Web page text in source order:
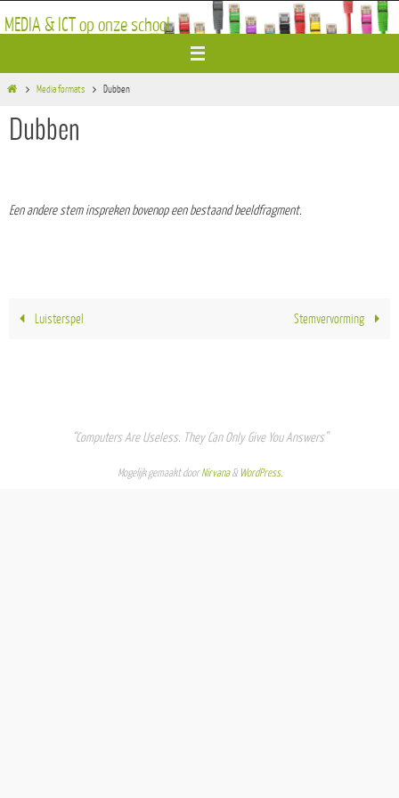
naar
MEDIA & ICT op onze school
HomeMedia formats Dubben
Dubben
Een andere stem inspreken bovenop een bestaand beeldfragment.
Luisterspel Stemvervorming
“Computers Are Useless. They Can Only Give You Answers”
Mogelijk gemaakt doorNirvana& WordPress.